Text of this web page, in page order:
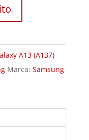
A13 (A137)
Marca: Samsung